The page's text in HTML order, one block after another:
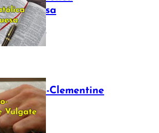
Portuguesa
July 16, 2025
The Sixto-Clementine
Vulgate
July 12, 2025